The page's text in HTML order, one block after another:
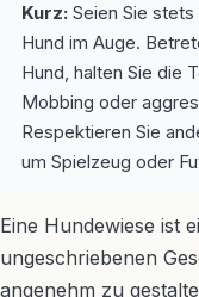
Kurz: Seien Sie
Hund im Auge.
Hund, halten Sie die
Mobbing oder
Respektieren Sie
um Spielzeug oder
Eine Hundewiese ist
ungeschriebenen
angenehm zu